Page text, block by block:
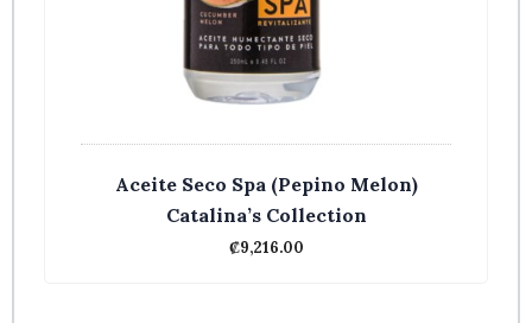
Aceite Seco Spa (Pepino Melon)
Catalina’s Collection
₡9,216.00